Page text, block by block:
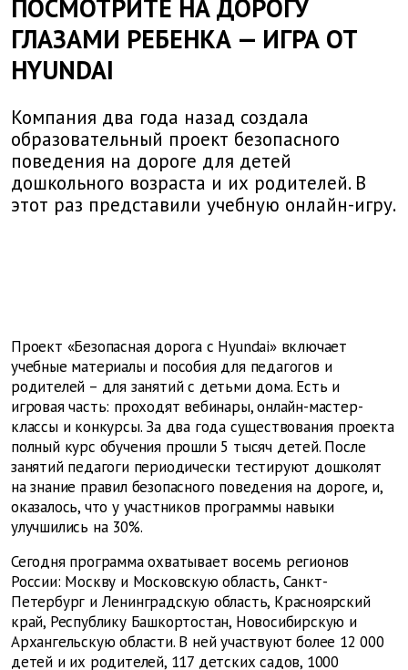
ПОСМОТРИТЕ НА ДОРОГУ
ГЛАЗАМИ РЕБЕНКА — ИГРА ОТ
HYUNDAI
Компания два года назад создала
образовательный проект безопасного
поведения на дороге для детей
дошкольного возраста и их родителей. В
этот раз представили учебную онлайн-игру.
Проект «Безопасная дорога с Hyundai» включает
учебные материалы и пособия для педагогов и
родителей – для занятий с детьми дома. Есть и
игровая часть: проходят вебинары, онлайн-мастер-
классы и конкурсы. За два года существования проекта
полный курс обучения прошли 5 тысяч детей. После
занятий педагоги периодически тестируют дошколят
на знание правил безопасного поведения на дороге, и,
оказалось, что у участников программы навыки
улучшились на 30%.
Сегодня программа охватывает восемь регионов
России: Москву и Московскую область, Санкт-
Петербург и Ленинградскую область, Красноярский
край, Республику Башкортостан, Новосибирскую и
Архангельскую области. В ней участвуют более 12 000
детей и их родителей, 117 детских садов, 1000